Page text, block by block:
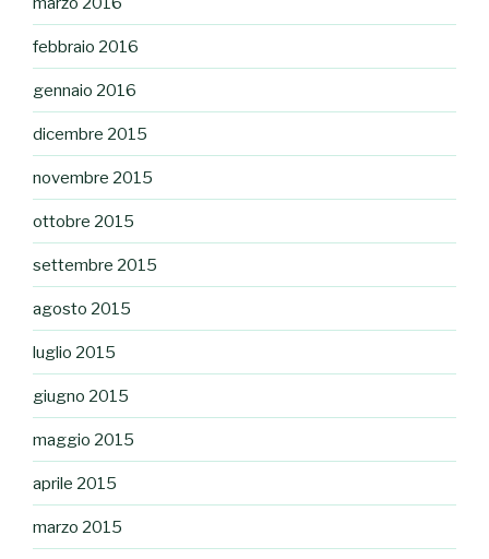
febbraio 2016
gennaio 2016
dicembre 2015
novembre 2015
ottobre 2015
settembre 2015
agosto 2015
luglio 2015
giugno 2015
maggio 2015
aprile 2015
marzo 2015